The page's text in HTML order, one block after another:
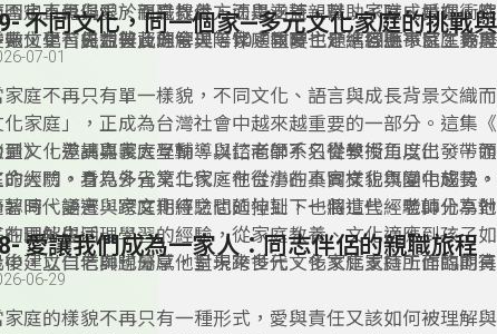
圍也不再侷限於親職教養，而是涵蓋親職、子職、婚姻、
元文化、失親與資源管理等10項重要主題，回應家庭生命
。
否定直覺與愛，而是提供方法與支持，幫助家庭成員在衝
中，更有能力彼此理解與陪伴。同時也介紹各縣市家庭教
、終身學習機構與民間團體，如何成為民眾可近、可用的學
數位學習日益普及的今天，家庭教育也走進線上平台，更
待透過制度與教育的累積，讓每一個家庭都能被支持、被理
量向前走。
不同文化，同一個家—多元文化家庭的挑戰
07-01
家庭不再只有單一樣貌，不同文化、語言與成長背景交織而
化家庭」，正成為台灣社會中越來越重要的一部分。這集
量》，邀請嘉義大學輔導與諮商學系名譽教授王以仁，帶
的大門，看見多元文化家庭在台灣的真實樣貌與變化趨勢。
到文化差異與家庭互動，以仁老師不只從學術角度出發，
命經驗。身為外省第二代，他從小在不同文化氛圍中成長
認同、語言與家庭期待之間的拉扯，也將這些經驗轉化為
的理解與同理。
著時代變遷，跨文化經驗也延伸到下一個世代。老師分享
在國外生活、學習的經驗，從家庭教養、文化適應到孩子
中建立自信與歸屬感，呈現跨世代、多文化家庭所面臨的
歷程。
後，以仁老師也分享他對未來多元文化家庭支持工作的期
起思考，如何用更多理解與行動，陪伴每一個家庭安心生活
愛讓我們成為一家人：同志伴侶的親職旅程
06-29
家庭的樣貌不再只有一種形式，愛與責任又該如何被理解與